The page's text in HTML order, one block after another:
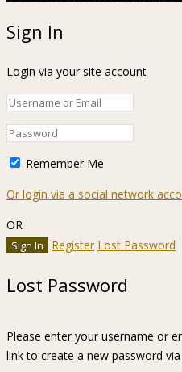
Sign In
Login via your site account
Remember Me
Or login via a social network
OR
Register Lost Password
Lost Password
Please enter your username or
link to create a new password